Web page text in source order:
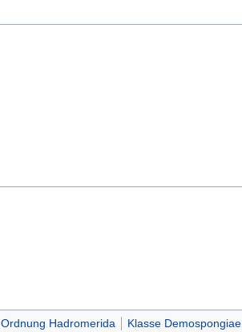
Ordnung Hadromerida Klasse Demospongiae